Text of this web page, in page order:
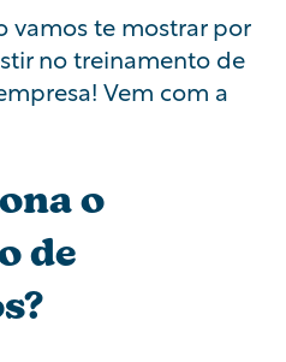
vamos te mostrar por
no treinamento de
Vem com a
o
de